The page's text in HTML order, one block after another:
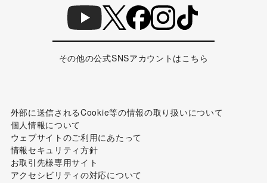
その他の公式SNSアカウントはこちら
外部に送信されるCookie等の情報の取り扱いについて
個人情報について
ウェブサイトのご利用にあたって
情報セキュリティ方針
お取引先様専用サイト
アクセシビリティの対応について